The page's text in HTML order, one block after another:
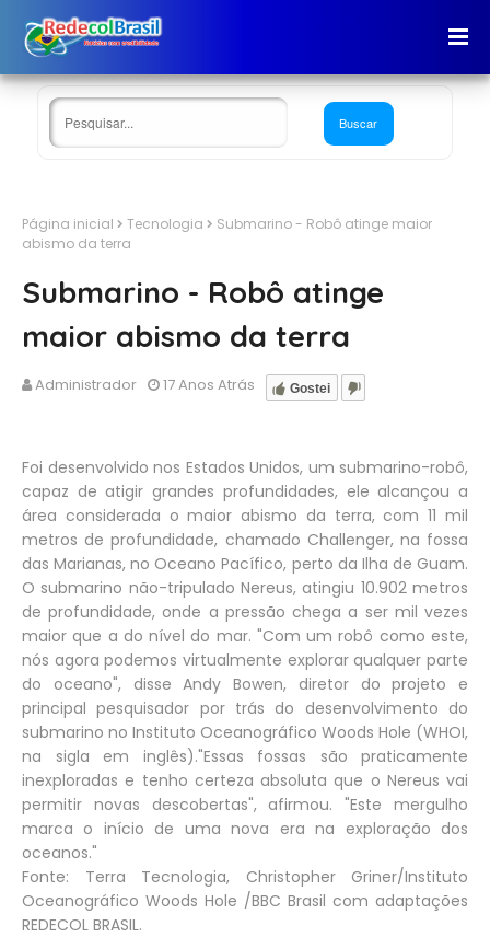
Página inicial Tecnologia
Submarino - Robô atinge maior
abismo da terra
Submarino - Robô atinge
maior abismo da terra
Administrador Gostei
17 Anos Atrás
Foi desenvolvido nos Estados Unidos, um submarino-robô,
capaz de atigir grandes profundidades, ele alcançou a
área considerada o maior abismo da terra, com 11 mil
metros de profundidade, chamado Challenger, na fossa
das Marianas, no Oceano Pacífico, perto da Ilha de Guam.
O submarino não-tripulado Nereus, atingiu 10.902 metros
de profundidade, onde a pressão chega a ser mil vezes
maior que a do nível do mar. "Com um robô como este,
nós agora podemos virtualmente explorar qualquer parte
do oceano", disse Andy Bowen, diretor do projeto e
principal pesquisador por trás do desenvolvimento do
submarino no Instituto Oceanográfico Woods Hole (WHOI,
na sigla em inglês)."Essas fossas são praticamente
inexploradas e tenho certeza absoluta que o Nereus vai
permitir novas descobertas", afirmou. "Este mergulho
marca o início de uma nova era na exploração dos
oceanos."
Fonte: Terra Tecnologia, Christopher Griner/Instituto
Oceanográfico Woods Hole /BBC Brasil com adaptações
REDECOL BRASIL.